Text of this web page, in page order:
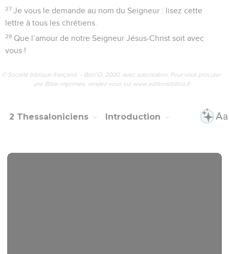
27 Je vous le demande au nom du Seigneur : lisez cette
lettre à tous les chrétiens.
28 Que l’amour de notre Seigneur Jésus-Christ soit avec
vous !
© Société biblique française – Bibli’O, 2000, avec autorisation. Pour vous procurer
une Bible imprimée, rendez-vous sur www.editionsbiblio.fr
2 Thessaloniciens Introduction